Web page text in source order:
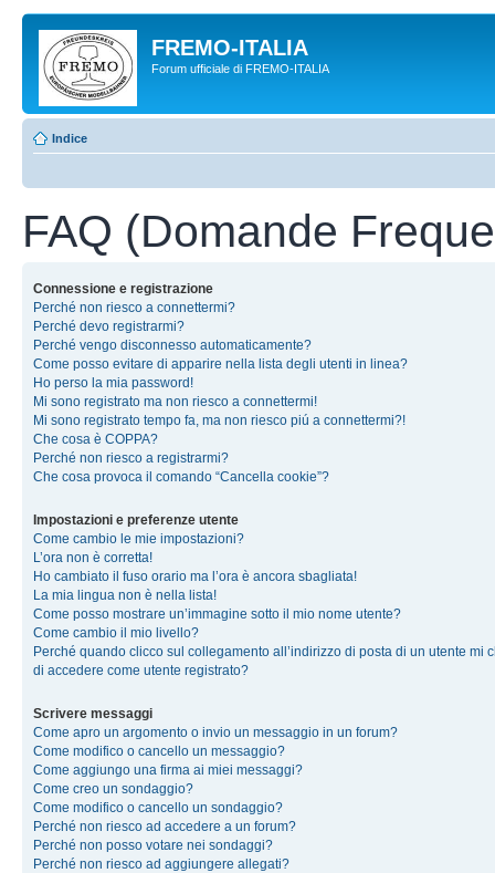
FREMO-ITALIA
Forum ufficiale di FREMO-ITALIA
Indice
FAQ (Domande
Connessione e registrazione
Perché non riesco a connettermi?
Perché devo registrarmi?
Perché vengo disconnesso automaticamente?
Come posso evitare di apparire nella lista degli utenti in linea?
Ho perso la mia password!
Mi sono registrato ma non riesco a connettermi!
Mi sono registrato tempo fa, ma non riesco piú a connettermi?!
Che cosa è COPPA?
Perché non riesco a registrarmi?
Che cosa provoca il comando “Cancella cookie”?
Impostazioni e preferenze utente
Come cambio le mie impostazioni?
L’ora non è corretta!
Ho cambiato il fuso orario ma l’ora è ancora sbagliata!
La mia lingua non è nella lista!
Come posso mostrare un’immagine sotto il mio nome utente?
Come cambio il mio livello?
Perché quando clicco sul collegamento all’indirizzo di posta di un utente mi
di accedere come utente registrato?
Scrivere messaggi
Come apro un argomento o invio un messaggio in un forum?
Come modifico o cancello un messaggio?
Come aggiungo una firma ai miei messaggi?
Come creo un sondaggio?
Come modifico o cancello un sondaggio?
Perché non riesco ad accedere a un forum?
Perché non posso votare nei sondaggi?
Perché non riesco ad aggiungere allegati?